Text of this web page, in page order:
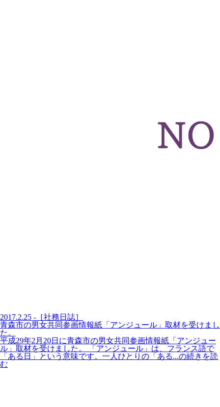
2017.2.25 -［社務日誌］
青森市の男女共同参画情報紙「アンジュール」取材を受けまし
た。
平成29年2月20日に青森市の男女共同参画情報紙「アンジュー
ル」取材を受けました。 「アンジュール」は、フランス語で
「ある日」という意味です。一人ひとりの「ある...の続きを読
む